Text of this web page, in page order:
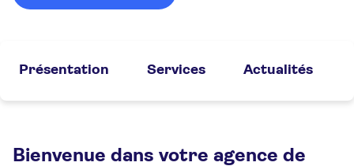
Présentation Services Actualités
Bienvenue dans votre agence de